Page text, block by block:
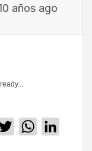
años ago
TwitterWhatsApp